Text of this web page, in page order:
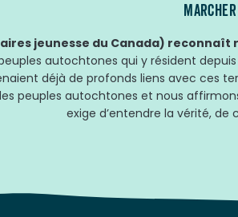
jeunesse du Canada)
autochtones qui y résident
déjà de profonds liens avec ces
peuples autochtones et nous
exige d’entendre la vérité, de